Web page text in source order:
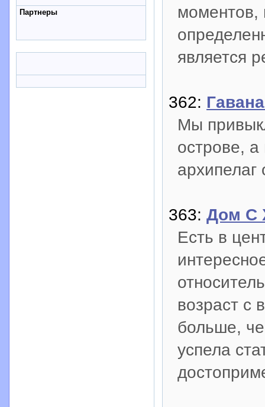
Партнеры
является
362:
Мы
острове,
363: Дом С
Есть в
возраст с
больше,
успела